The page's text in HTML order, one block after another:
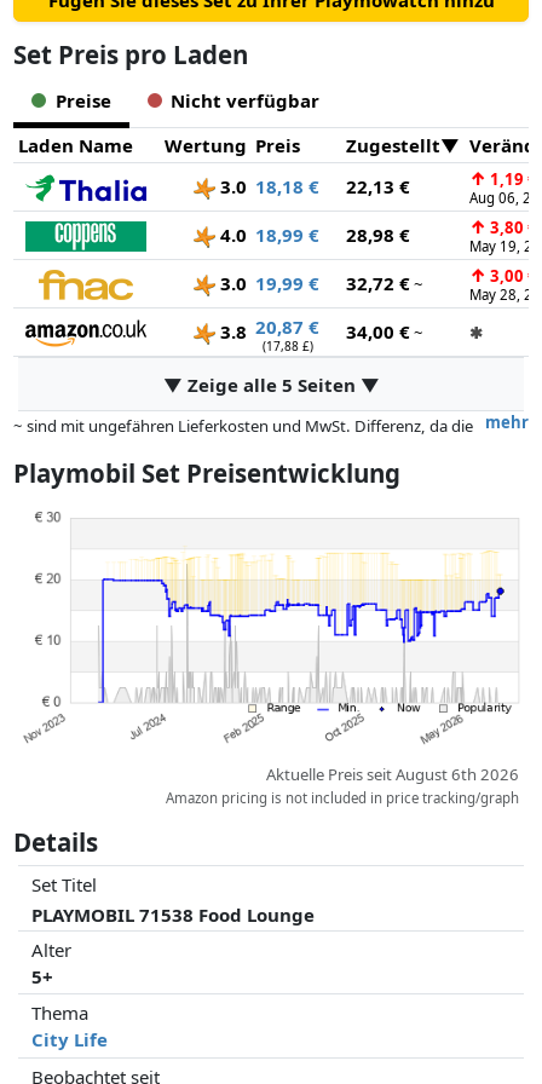
Set Preis pro Laden
Preise
Nicht verfügbar
Laden Name
Wertung Preis Zugestellt
3.0 18,18 € 22,13 € ↑ 1,19 €
Aug 06,
4.0 18,99 € 28,98 € ↑ 3,80 €
May 19,
3.0 19,99 € 32,72 €~ ↑ 3,00 €
May 28,
3.8 20,87 €
(17,88 £)
34,00 €~ ✱
▼ Zeige alle 5 Seiten ▼
mehr
~ sind mit ungefähren Lieferkosten und MwSt. Differenz, da die
abweichen können.
Vergütungen durch Partner haben darauf keinerlei Einfluss. Nur bei
gleichen Preisen können historische Leistungen die Ordnung
beeinflussen.
Playmobil Set Preisentwicklung
Aktuelle Preis seit August 6th 2026
Amazon pricing is not included in price tracking/graph
Details
Set Titel
PLAYMOBIL 71538 Food Lounge
Alter
5+
Thema
City Life
Beobachtet seit